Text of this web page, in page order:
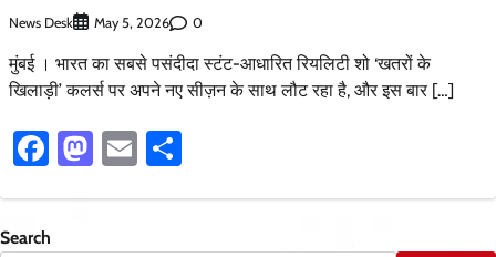
News Desk May 5, 2026 0
मुंबई । भारत का सबसे पसंदीदा स्टंट-आधारित रियलिटी शो ‘खतरों के
खिलाड़ी’ कलर्स पर अपने नए सीज़न के साथ लौट रहा है, और इस बार […]
Facebook
Mastodon
Email
Search